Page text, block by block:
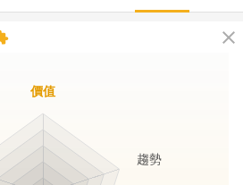
close
價值
趨勢